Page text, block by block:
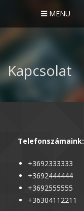
MENU
Kapcsolat
Telefonszámaink:
+3692333333
+3692444444
+3692555555
+36304112211